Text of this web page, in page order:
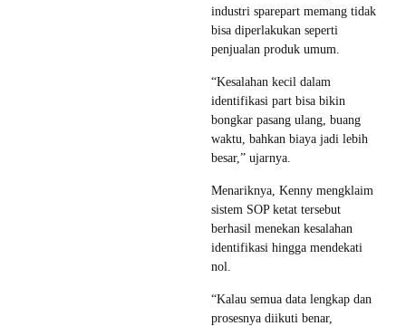
industri sparepart memang tidak
bisa diperlakukan seperti
penjualan produk umum.
“Kesalahan kecil dalam
identifikasi part bisa bikin
bongkar pasang ulang, buang
waktu, bahkan biaya jadi lebih
besar,” ujarnya.
Menariknya, Kenny mengklaim
sistem SOP ketat tersebut
berhasil menekan kesalahan
identifikasi hingga mendekati
nol.
“Kalau semua data lengkap dan
prosesnya diikuti benar,